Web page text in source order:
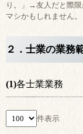
り。」→友人だと際
マシかもしれません。
２．士業の業務
(1)各士業業務
件表示